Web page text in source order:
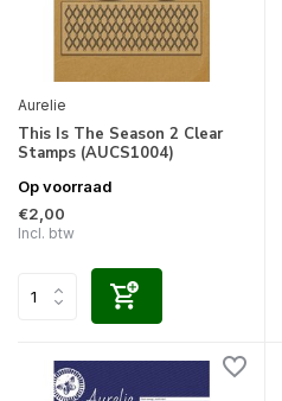
Aurelie
This Is The Season 2 Clear
Stamps (AUCS1004)
Op voorraad
€2,00
Incl. btw